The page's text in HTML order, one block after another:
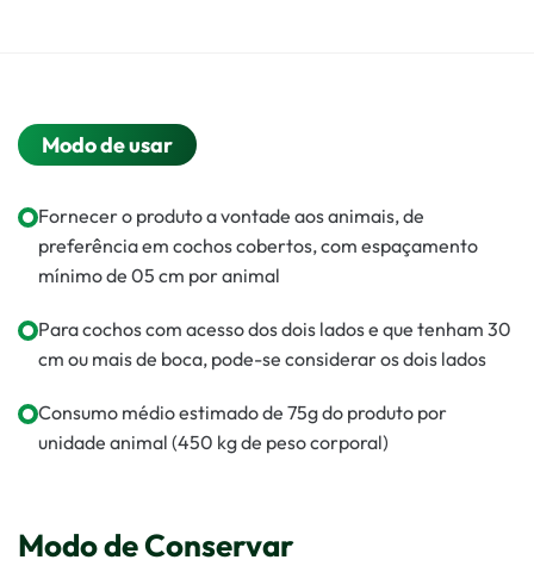
Modo de usar
Fornecer o produto a vontade aos animais, de
preferência em cochos cobertos, com espaçamento
mínimo de 05 cm por animal
Para cochos com acesso dos dois lados e que tenham 30
cm ou mais de boca, pode-se considerar os dois lados
Consumo médio estimado de 75g do produto por
unidade animal (450 kg de peso corporal)
Modo de Conservar